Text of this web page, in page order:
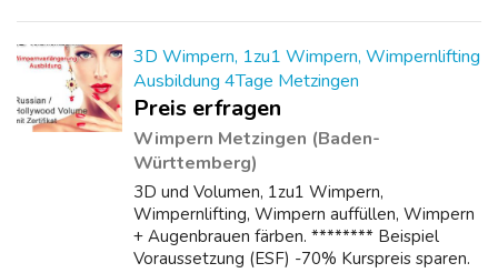
3D Wimpern, 1zu1 Wimpern, Wimpernlifting
Ausbildung 4Tage Metzingen
Preis erfragen
Wimpern Metzingen (Baden-
Württemberg)
3D und Volumen, 1zu1 Wimpern,
Wimpernlifting, Wimpern auffüllen, Wimpern
+ Augenbrauen färben. ******** Beispiel
Voraussetzung (ESF) -70% Kurspreis sparen.